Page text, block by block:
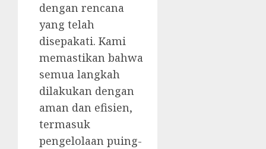
dengan rencana
yang telah
disepakati. Kami
memastikan bahwa
semua langkah
dilakukan dengan
aman dan efisien,
termasuk
pengelolaan puing-